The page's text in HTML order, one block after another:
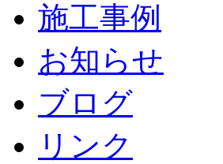
施工事例
お知らせ
ブログ
リンク